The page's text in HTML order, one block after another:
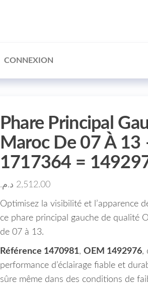
CONNEXION
Phare Principal
Maroc De 07 À 13
1717364 =
2,512.00 د.م.
Optimisez la visibilité et l’apparence
ce phare principal gauche de qualité
de 07 à 13.
Référence 1470981, OEM 1492976,
performance d’éclairage fiable et
sûre même dans des conditions de